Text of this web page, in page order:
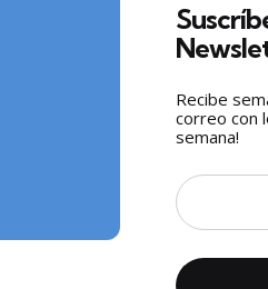
Recibe
correo con
semana!